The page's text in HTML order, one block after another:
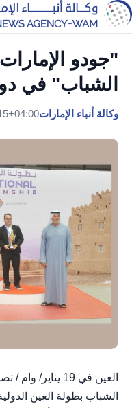
"جودو
الشباب" في
وكالة أنباء الإمارات
العين في 19